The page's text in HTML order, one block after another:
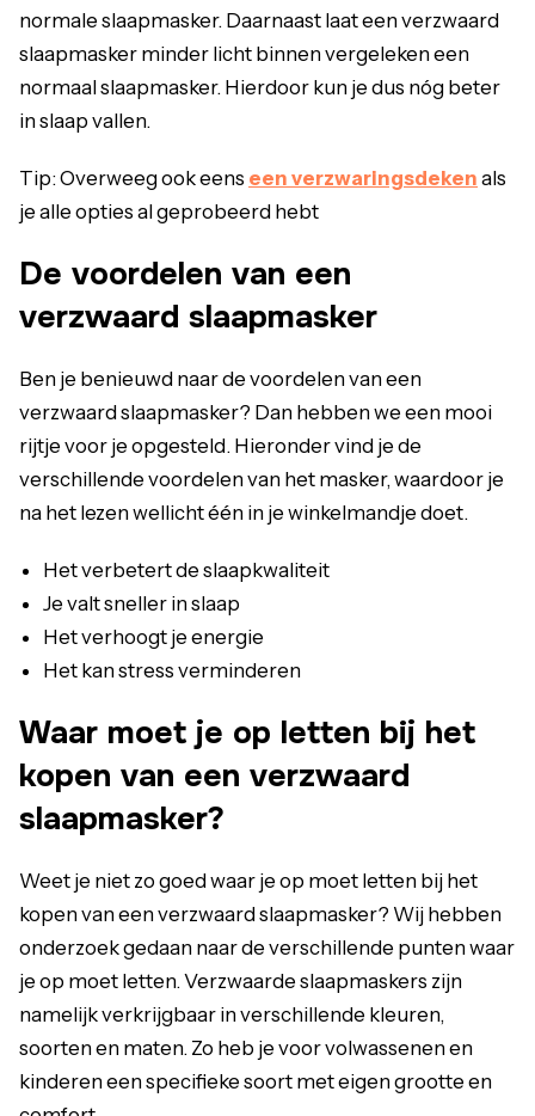
normale slaapmasker. Daarnaast laat een verzwaard
slaapmasker minder licht binnen vergeleken een
normaal slaapmasker. Hierdoor kun je dus nóg beter
in slaap vallen.
Tip: Overweeg ook eens een verzwaringsdeken als
je alle opties al geprobeerd hebt
De voordelen van een
verzwaard slaapmasker
Ben je benieuwd naar de voordelen van een
verzwaard slaapmasker? Dan hebben we een mooi
rijtje voor je opgesteld. Hieronder vind je de
verschillende voordelen van het masker, waardoor je
na het lezen wellicht één in je winkelmandje doet.
Het verbetert de slaapkwaliteit
Je valt sneller in slaap
Het verhoogt je energie
Het kan stress verminderen
Waar moet je op letten bij het
kopen van een verzwaard
slaapmasker?
Weet je niet zo goed waar je op moet letten bij het
kopen van een verzwaard slaapmasker? Wij hebben
onderzoek gedaan naar de verschillende punten waar
je op moet letten. Verzwaarde slaapmaskers zijn
namelijk verkrijgbaar in verschillende kleuren,
soorten en maten. Zo heb je voor volwassenen en
kinderen een specifieke soort met eigen grootte en